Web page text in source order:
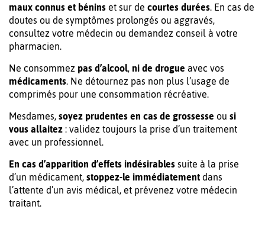
maux connus et bénins et sur de courtes durées. En cas de
doutes ou de symptômes prolongés ou aggravés,
consultez votre médecin ou demandez conseil à votre
pharmacien.
Ne consommez pas d’alcool, ni de drogue avec vos
médicaments. Ne détournez pas non plus l’usage de
comprimés pour une consommation récréative.
Mesdames, soyez prudentes en cas de grossesse ou si
vous allaitez : validez toujours la prise d’un traitement
avec un professionnel.
En cas d’apparition d’effets indésirables suite à la prise
d’un médicament, stoppez-le immédiatement dans
l’attente d’un avis médical, et prévenez votre médecin
traitant.